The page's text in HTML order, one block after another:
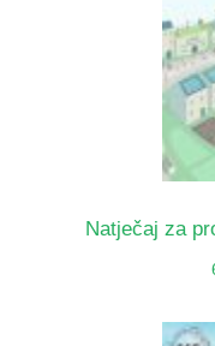
Natječaj za